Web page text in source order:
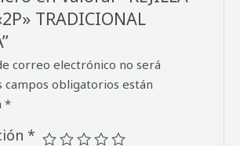
TRADICIONAL
correo electrónico no será
campos obligatorios están
*
*